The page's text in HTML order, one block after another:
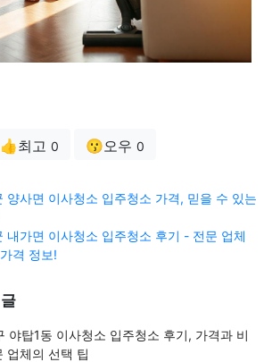
👍최고 0 😗오우 0
양사면 이사청소 입주청소 가격, 믿을 수 있는
내가면 이사청소 입주청소 후기 - 전문 업체
격 정보!
야탑1동 이사청소 입주청소 후기, 가격과 비
업체의 선택 팁